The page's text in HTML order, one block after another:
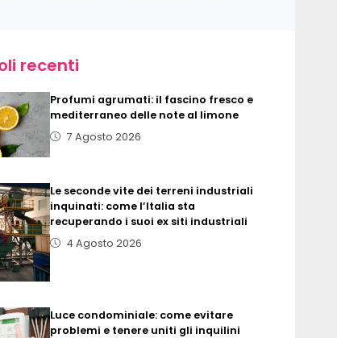
recenti
Profumi agrumati: il fascino fresco e
mediterraneo delle note al limone
7 Agosto 2026
Le seconde vite dei terreni industriali
inquinati: come l’Italia sta
recuperando i suoi ex siti industriali
4 Agosto 2026
Luce condominiale: come evitare
problemi e tenere uniti gli inquilini